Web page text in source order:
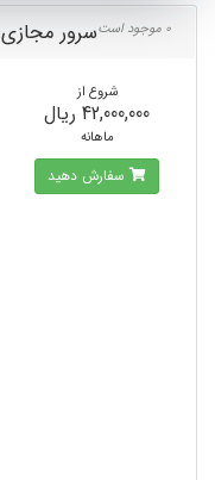
هر زمان خواستید صدا بزنید
این شماره برای همراهی و
صمیمانه سپاسگزاریم.
سرور مجازی فن 0 موجود است
شروع از
42,000,000 ریال
ماهانه
سفارش دهید